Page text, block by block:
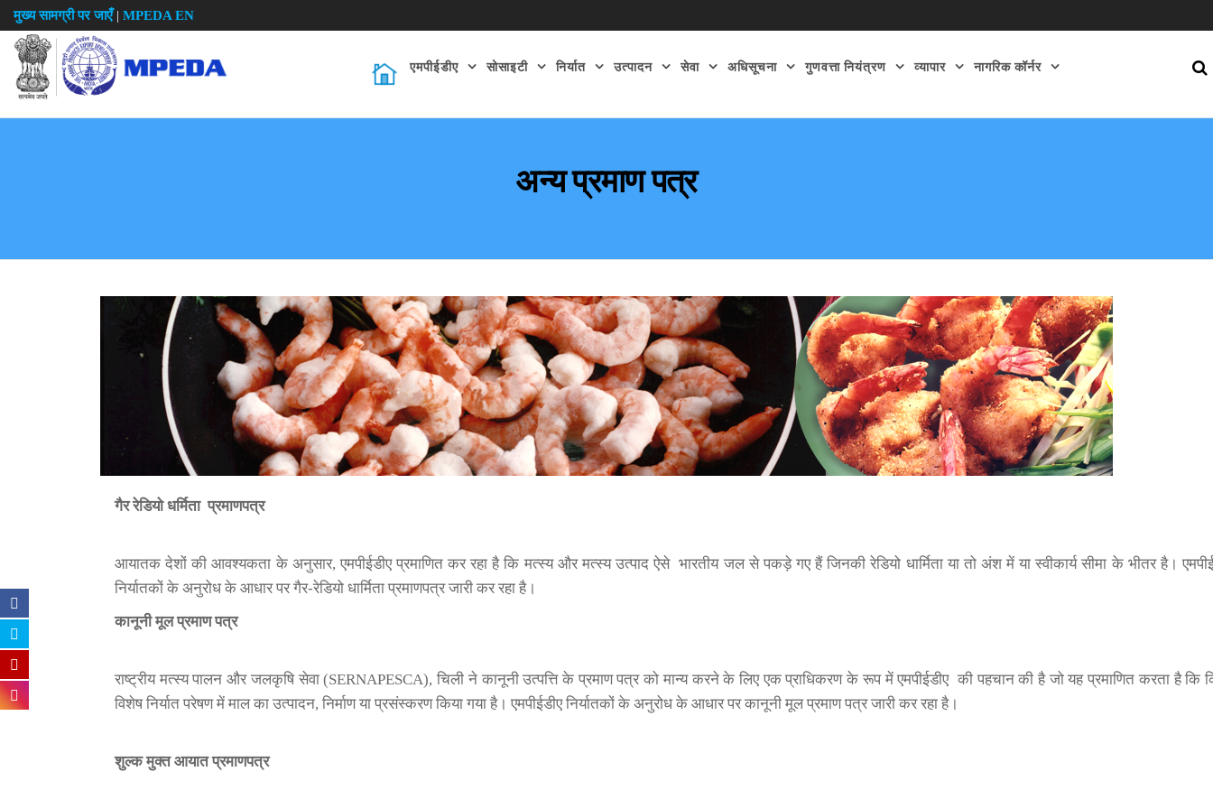
मुख्य सामग्री पर जाएँ| MPEDA EN
एमपीईडीए सोसाइटी निर्यात उत्पादन सेवा अधिसूचना गुणवत्ता नियंत्रण व्यापार नागरिक कॉर्नर
अन्य प्रमाण पत्र
गैर रेडियोधर्मिता प्रमाणपत्र
आयातक देशों की आवश्यकता के अनुसार, एमपीईडीए प्रमाणित कर रहा है कि मत्स्य और मत्स्य उत्पाद ऐसे भारतीय जल से पकड़े गए हैं जिनकी रेडियो धार्मिता या तो अंश में या स्वीकार्य सीमा के भीतर है।
निर्यातकों के अनुरोध के आधार पर गैर-रेडियो धार्मिता प्रमाणपत्र जारी कर रहा है।
कानूनीमूलप्रमाण पत्र
राष्ट्रीय मत्स्य पालन और जलकृषि सेवा (SERNAPESCA), चिली ने कानूनी उत्पत्ति के प्रमाण पत्र को मान्य करने के लिए एक प्राधिकरण के रूप में एमपीईडीए की पहचान की है जो यह प्रमाणित करता है कि
विशेष निर्यात परेषण में माल का उत्पादन, निर्माण या प्रसंस्करण किया गया है। एमपीईडीए निर्यातकों के अनुरोध के आधार पर कानूनी मूल प्रमाण पत्र जारी कर रहा है।
शुल्क मुक्त आयात प्रमाणपत्र